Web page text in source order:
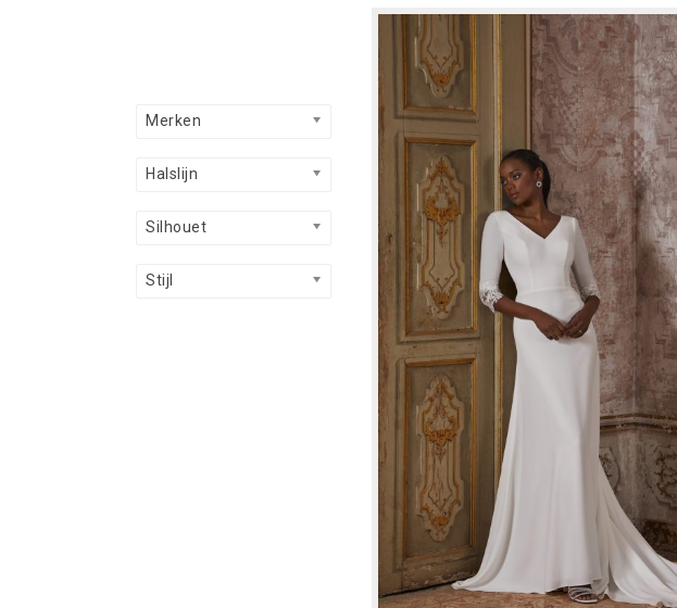
Merken
Halslijn
Silhouet
Stijl